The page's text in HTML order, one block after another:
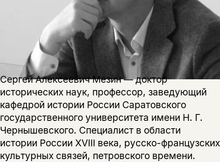
Сергей Алексеевич Мезин — доктор
исторических наук, профессор, заведующий
кафедрой истории России Саратовского
государственного университета имени Н. Г.
Чернышевского. Специалист в области
истории России XVIII века, русско-французских
культурных связей, петровского времени.
Поделиться
За подписку дарим промокод на
скидку 15%
Я соглашаюсь сПолитикой конфиденциальности
подписаться
на склад получить письмо на указанный
электронный адрес.
Я соглашаюсь с Политикой конфиденциальности
подписаться
Эта книга
не предназначена для
несовершеннолетних
Скажите, пожалуйста,
вам уже исполнилось 18 лет?
да
нет, вернуться назад